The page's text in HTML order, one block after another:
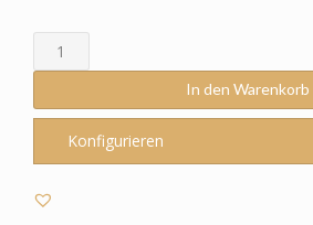
Schultüte
passend
Ergobag
Ambärzonas
Weltall
In den Warenkorb
Konfigurieren